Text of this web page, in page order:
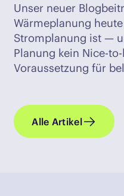
Unser neuer
Wärmeplanung
Stromplanung ist —
Planung kein Nice-
Voraussetzung für
Alle Artikel